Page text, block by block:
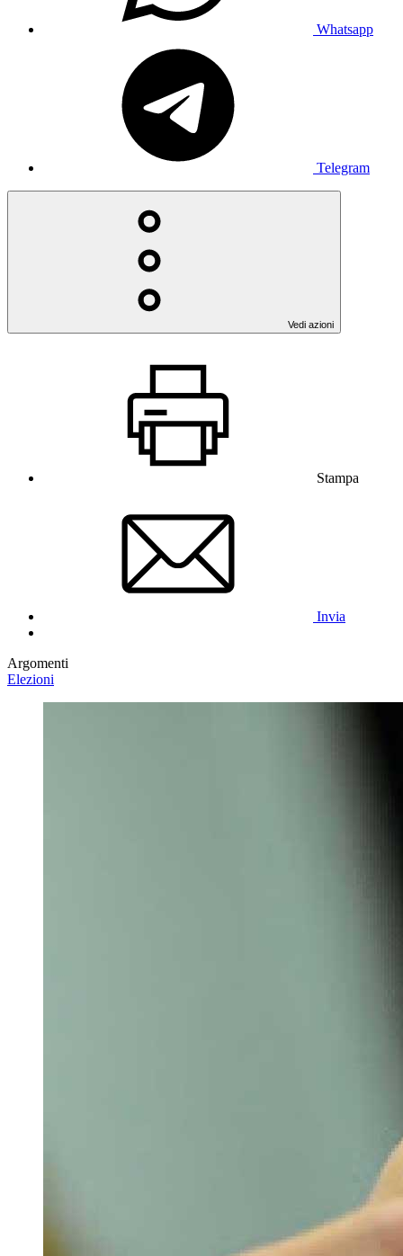
Whatsapp
Telegram
Vedi azioni
Stampa
Invia
Argomenti
Elezioni